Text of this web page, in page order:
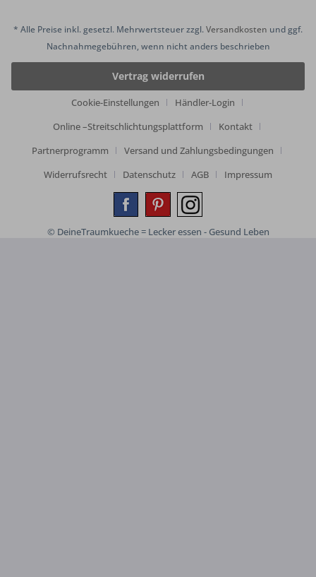
* Alle Preise inkl. gesetzl. Mehrwertsteuer zzgl.Versandkosten und ggf.
Nachnahmegebühren, wenn nicht anders beschrieben
Vertrag widerrufen
Cookie-Einstellungen
Händler-Login
Online –Streitschlichtungsplattform
Kontakt
Partnerprogramm
Versand und Zahlungsbedingungen
Widerrufsrecht
Datenschutz AGB Impressum
© DeineTraumkueche = Lecker essen - Gesund Leben